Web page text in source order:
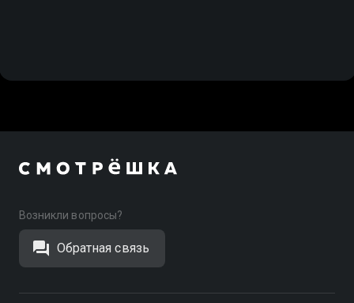
Возникли вопросы?
Обратная связь